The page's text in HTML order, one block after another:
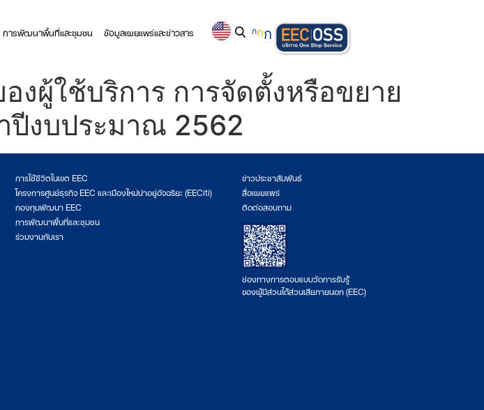
การพัฒนาพื้นที่และชุมชน ข้อมูลเผยแพร่และข่าวสาร กกก
งผู้ใช้บริการ การจัดตั้งหรือขยาย
ปีงบประมาณ 2562
การใช้ชีวิตในเขต EEC
โครงการศูนย์ธุรกิจ EEC และเมืองใหม่น่าอยู่อัจฉริยะ (EECiti)
กองทุนพัฒนา EEC
การพัฒนาพื้นที่และชุมชน
ร่วมงานกับเรา
ข่าวประชาสัมพันธ์
สื่อเผยแพร่
ติดต่อสอบถาม
ช่องทางการตอบแบบวัดการรับรู้
ของผู้มีส่วนได้ส่วนเสียภายนอก (EEC)